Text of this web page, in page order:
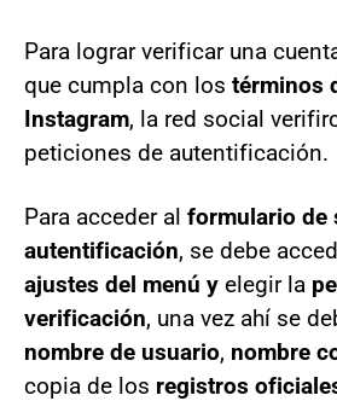
Para lograr verificar una
que cumpla con los términos
Instagram, la red social
peticiones de autentificación.
Para acceder al formulario de
autentificación, se debe
ajustes del menú y elegir la
verificación, una vez ahí se
nombre de usuario, nombre
copia de los registros